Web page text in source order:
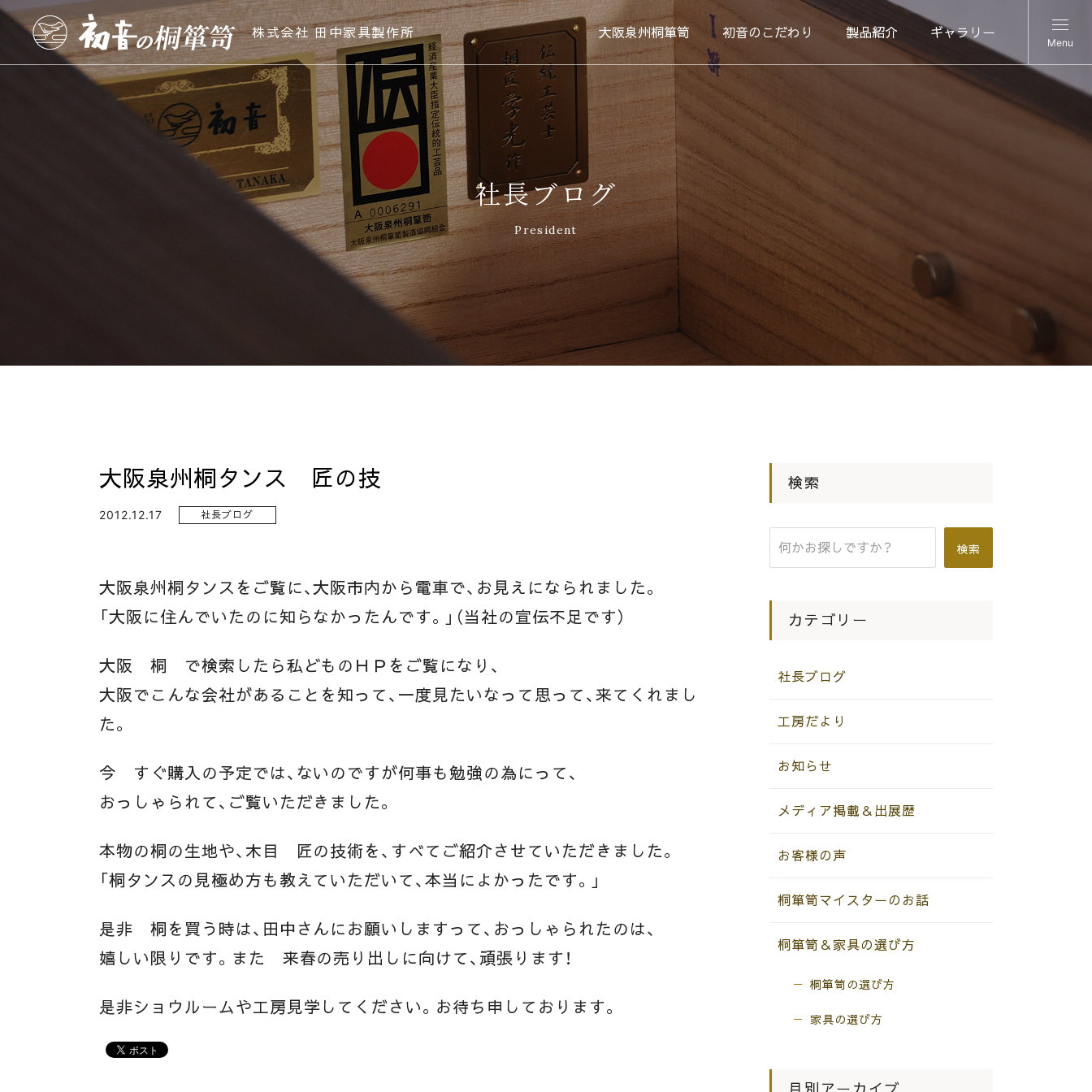
株式会社 田中家具製作所 大阪泉州桐箪笥 初音のこだわり 製品紹介 ギャラリー
Menu
社長ブログ
President
大阪泉州桐タンス 匠の技
2012.12.17 社長ブログ
大阪泉州桐タンスをご覧に、大阪市内から電車で、お見えになられました。
「大阪に住んでいたのに知らなかったんです。」（当社の宣伝不足です）
大阪 桐 で検索したら私どものＨＰをご覧になり、
大阪でこんな会社があることを知って、一度見たいなって思って、来てくれまし
た。
今 すぐ購入の予定では、ないのですが何事も勉強の為にって、
おっしゃられて、ご覧いただきました。
本物の桐の生地や、木目 匠の技術を、すべてご紹介させていただきました。
「桐タンスの見極め方も教えていただいて、本当によかったです。」
是非 桐を買う時は、田中さんにお願いしますって、おっしゃられたのは、
嬉しい限りです。また 来春の売り出しに向けて、頑張ります！
是非ショウルームや工房見学してください。お待ち申しております。
検索
検索
カテゴリー
社長ブログ
工房だより
お知らせ
メディア掲載＆出展歴
お客様の声
桐箪笥マイスターのお話
桐箪笥＆家具の選び方
桐箪笥の選び方
家具の選び方